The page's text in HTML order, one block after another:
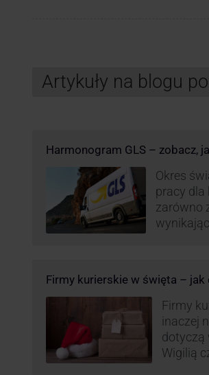
Artykuły na blogu
Harmonogram GLS – zobacz,
Okres
pracy dla
zarówno
GLS na
Firmy kurierskie w święta – jak
Firmy
inaczej
dotyczą
Wigilią